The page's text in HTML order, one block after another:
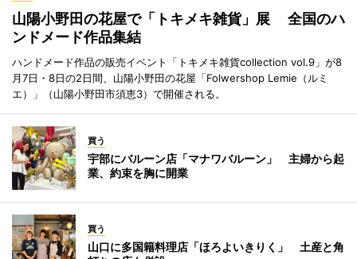
山陽小野田の花屋で「トキメキ雑貨」展 全国のハ
ンドメード作品集結
ハンドメード作品の販売イベント「トキメキ雑貨collection vol.9」が8
月7日・8日の2日間、山陽小野田の花屋「Folwershop Lemie（ルミ
エ）」（山陽小野田市須恵3）で開催される。
買う
宇部にバルーン店「マナワバルーン」 主婦から起
業、約束を胸に開業
買う
山口に多国籍料理店「ほろよいきりく」 土産と角